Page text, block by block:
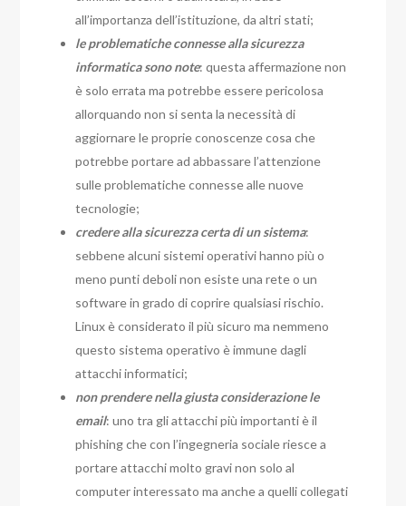
all’importanza dell’istituzione, da altri stati;
le problematiche connesse alla sicurezza
informatica sono note: questa affermazione non
è solo errata ma potrebbe essere pericolosa
allorquando non si senta la necessità di
aggiornare le proprie conoscenze cosa che
potrebbe portare ad abbassare l’attenzione
sulle problematiche connesse alle nuove
tecnologie;
credere alla sicurezza certa di un sistema:
sebbene alcuni sistemi operativi hanno più o
meno punti deboli non esiste una rete o un
software in grado di coprire qualsiasi rischio.
Linux è considerato il più sicuro ma nemmeno
questo sistema operativo è immune dagli
attacchi informatici;
non prendere nella giusta considerazione le
email: uno tra gli attacchi più importanti è il
phishing che con l’ingegneria sociale riesce a
portare attacchi molto gravi non solo al
computer interessato ma anche a quelli collegati